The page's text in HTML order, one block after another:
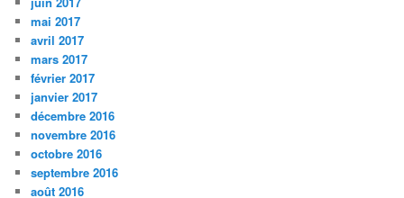
mai 2017
avril 2017
mars 2017
février 2017
janvier 2017
décembre 2016
novembre 2016
octobre 2016
septembre 2016
août 2016